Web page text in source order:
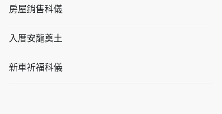
房屋銷售科儀
入厝安龍奠土
新車祈福科儀